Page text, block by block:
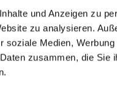
und Anzeigen zu
zu analysieren.
soziale Medien,
zusammen, die
Kategorie der
Achtung: Bitte